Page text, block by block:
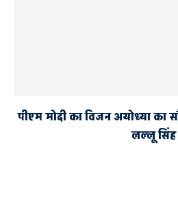
पीएम मोदी का विजन अयोध्या का
लल्लू सिंह